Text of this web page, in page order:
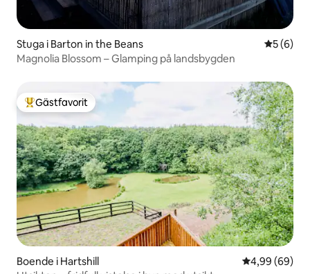
Stuga i Barton in the Beans 5 av 5 i
5 (6)
Magnolia Blossom – Glamping på landsbygden
Populär gästfavorit
Gästfavorit
Boende i Hartshill 4,99 av 5 i
4,99 (69)